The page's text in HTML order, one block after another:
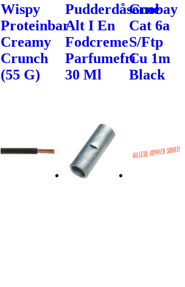
Wispy
Proteinbar
Creamy
Crunch
(55 G)
Pudderdåserne
Alt I En
Fodcreme
Parfumefri
30 Ml
Goobay
Cat 6a
S/Ftp
Cu 1m
Black